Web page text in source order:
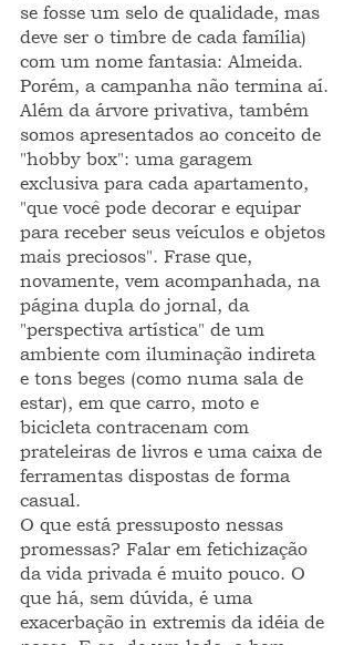
se fosse um selo de qualidade, mas
deve ser o timbre de cada família)
com um nome fantasia: Almeida.
Porém, a campanha não termina aí.
Além da árvore privativa, também
somos apresentados ao conceito de
"hobby box": uma garagem
exclusiva para cada apartamento,
"que você pode decorar e equipar
para receber seus veículos e objetos
mais preciosos". Frase que,
novamente, vem acompanhada, na
página dupla do jornal, da
"perspectiva artística" de um
ambiente com iluminação indireta
e tons beges (como numa sala de
estar), em que carro, moto e
bicicleta contracenam com
prateleiras de livros e uma caixa de
ferramentas dispostas de forma
casual.
O que está pressuposto nessas
promessas? Falar em fetichização
da vida privada é muito pouco. O
que há, sem dúvida, é uma
exacerbação in extremis da idéia de